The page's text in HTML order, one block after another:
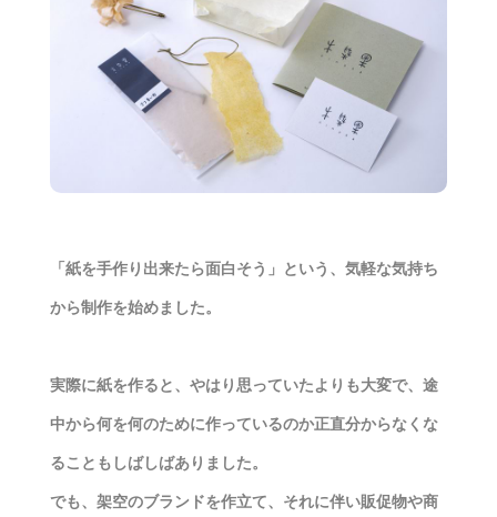
「紙を手作り出来たら面白そう」という、気軽な気持ち
から制作を始めました。
実際に紙を作ると、やはり思っていたよりも大変で、途
中から何を何のために作っているのか正直分からなくな
ることもしばしばありました。
でも、架空のブランドを作立て、それに伴い販促物や商